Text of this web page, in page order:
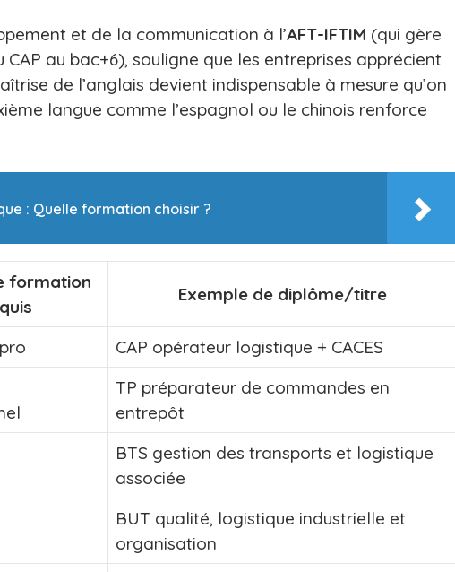
et de la communication à l’AFT-IFTIM (qui gère
au bac+6), souligne que les entreprises apprécient
de l’anglais devient indispensable à mesure qu’on
langue comme l’espagnol ou le chinois renforce
: Quelle formation choisir ?
formation
Exemple de diplôme/titre
CAP opérateur logistique + CACES
TP préparateur de commandes en
entrepôt
BTS gestion des transports et logistique
associée
BUT qualité, logistique industrielle et
organisation